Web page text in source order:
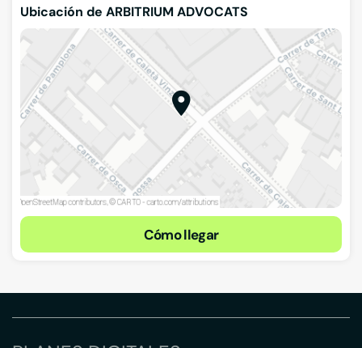
Ubicación de ARBITRIUM ADVOCATS
Cómo llegar